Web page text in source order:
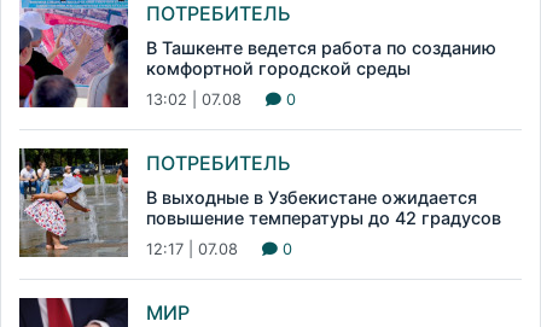
ПОТРЕБИТЕЛЬ
В Ташкенте ведется работа по созданию
комфортной городской среды
13:02 | 07.08 0
ПОТРЕБИТЕЛЬ
В выходные в Узбекистане ожидается
повышение температуры до 42 градусов
12:17 | 07.08 0
МИР